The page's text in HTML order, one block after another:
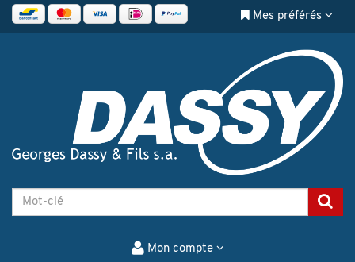
Mes préférés
Mon compte